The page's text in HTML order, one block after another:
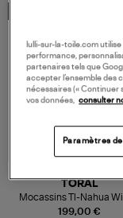
199,00 €
TORAL
Mocassins Tl-Nahua
Gold Karneol/
lulli-sur-la-toile.com
performance,
partenaires tels que
accepter l’ensemble des
nécessaires (« Continuer
vos données, consulter
Paramètres